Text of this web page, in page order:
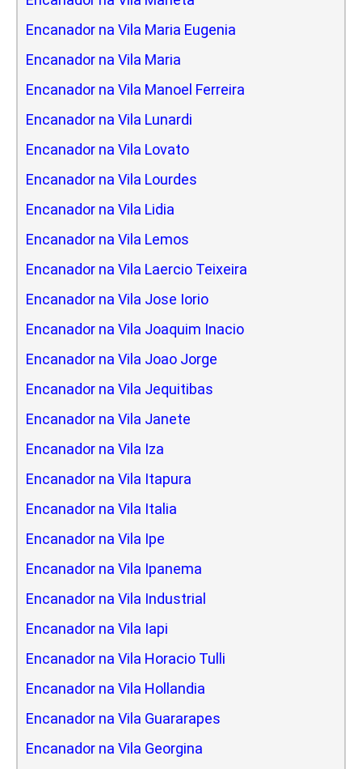
Encanador na Vila Maria Eugenia
Encanador na Vila Maria
Encanador na Vila Manoel Ferreira
Encanador na Vila Lunardi
Encanador na Vila Lovato
Encanador na Vila Lourdes
Encanador na Vila Lidia
Encanador na Vila Lemos
Encanador na Vila Laercio Teixeira
Encanador na Vila Jose Iorio
Encanador na Vila Joaquim Inacio
Encanador na Vila Joao Jorge
Encanador na Vila Jequitibas
Encanador na Vila Janete
Encanador na Vila Iza
Encanador na Vila Itapura
Encanador na Vila Italia
Encanador na Vila Ipe
Encanador na Vila Ipanema
Encanador na Vila Industrial
Encanador na Vila Iapi
Encanador na Vila Horacio Tulli
Encanador na Vila Hollandia
Encanador na Vila Guararapes
Encanador na Vila Georgina